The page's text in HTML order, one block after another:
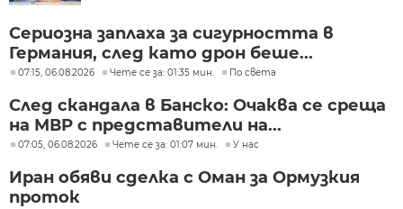
Сериозна заплаха за сигурността в
Германия, след като дрон беше...
07:15, 06.08.2026 Чете се за: 01:35 мин. По света
След скандала в Банско: Очаква се среща
на МВР с представители на...
07:05, 06.08.2026 Чете се за: 01:07 мин. У нас
Иран обяви сделка с Оман за Ормузкия
проток